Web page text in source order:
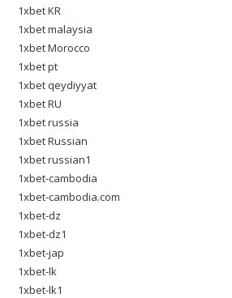
1xbet KR
1xbet malaysia
1xbet Morocco
1xbet pt
1xbet qeydiyyat
1xbet RU
1xbet russia
1xbet Russian
1xbet russian1
1xbet-cambodia
1xbet-cambodia.com
1xbet-dz
1xbet-dz1
1xbet-jap
1xbet-lk
1xbet-lk1